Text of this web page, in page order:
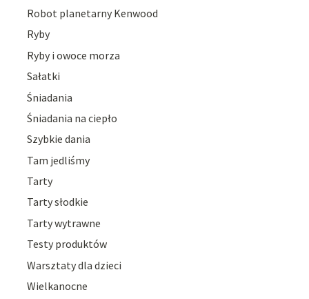
Robot planetarny Kenwood
Ryby
Ryby i owoce morza
Sałatki
Śniadania
Śniadania na ciepło
Szybkie dania
Tam jedliśmy
Tarty
Tarty słodkie
Tarty wytrawne
Testy produktów
Warsztaty dla dzieci
Wielkanocne